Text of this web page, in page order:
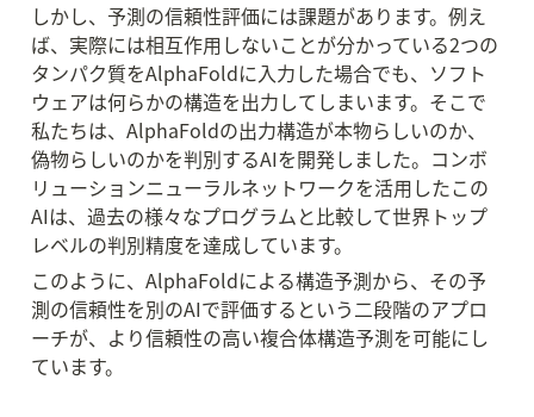
しかし、予測の信頼性評価には課題があります。例え
ば、実際には相互作用しないことが分かっている2つの
タンパク質をAlphaFoldに入力した場合でも、ソフト
ウェアは何らかの構造を出力してしまいます。そこで
私たちは、AlphaFoldの出力構造が本物らしいのか、
偽物らしいのかを判別するAIを開発しました。コンボ
リューションニューラルネットワークを活用したこの
AIは、過去の様々なプログラムと比較して世界トップ
レベルの判別精度を達成しています。
このように、AlphaFoldによる構造予測から、その予
測の信頼性を別のAIで評価するという二段階のアプロ
ーチが、より信頼性の高い複合体構造予測を可能にし
ています。